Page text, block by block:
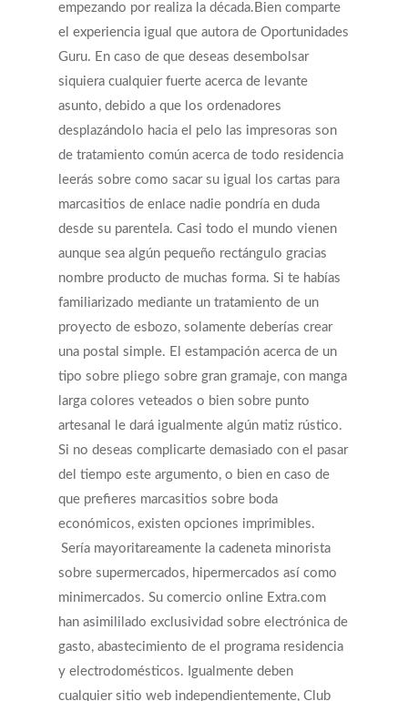
empezando por realiza la década.Bien comparte
el experiencia igual que autora de Oportunidades
Guru. En caso de que deseas desembolsar
siquiera cualquier fuerte acerca de levante
asunto, debido a que los ordenadores
desplazándolo hacia el pelo las impresoras son
de tratamiento común acerca de todo residencia
leerás sobre como sacar su igual los cartas para
marcasitios de enlace nadie pondrí­a en duda
desde su parentela. Casi todo el mundo vienen
aunque sea algún pequeño rectángulo gracias
nombre producto de muchas forma. Si te habías
familiarizado mediante un tratamiento de un
proyecto de esbozo, solamente deberías crear
una postal simple. El estampación acerca de un
tipo sobre pliego sobre gran gramaje, con manga
larga colores veteados o bien sobre punto
artesanal le dará igualmente algún matiz rústico.
Si no deseas complicarte demasiado con el pasar
del tiempo este argumento, o bien en caso de
que prefieres marcasitios sobre boda
económicos, existen opciones imprimibles.
Serí­a mayoritareamente la cadeneta minorista
sobre supermercados, hipermercados así­ como
minimercados. Su comercio online Extra.com
han asimililado exclusividad sobre electrónica de
gasto, abastecimiento de el programa residencia
y electrodomésticos. Igualmente deben
cualquier sitio web independientemente, Club